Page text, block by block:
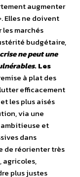
augmenter
Elles ne doivent
marchés
budgétaire,
ne peut une
. Les
à plat des
efficacement
les plus aisés
via une
et
dans
de réorienter très
agricoles,
plus justes